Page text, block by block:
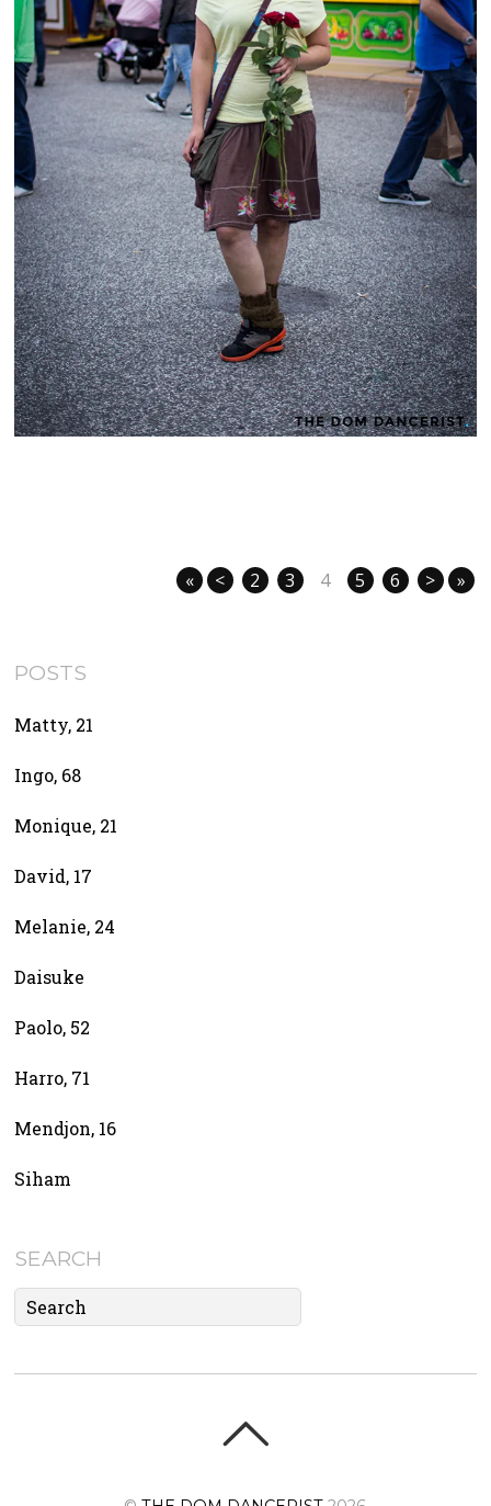
« < 2 3 4 5 6 > »
POSTS
Matty, 21
Ingo, 68
Monique, 21
David, 17
Melanie, 24
Daisuke
Paolo, 52
Harro, 71
Mendjon, 16
Siham
SEARCH